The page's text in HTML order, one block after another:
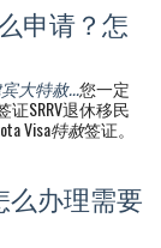
申请？怎
宾大特赦...您一定
SRRV退休移民
Visa特赦签证。
么办理需要